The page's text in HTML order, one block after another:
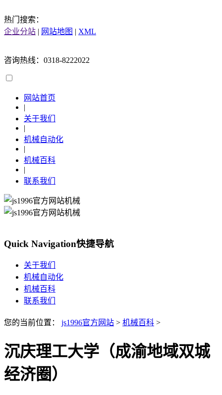
热门搜索：
企业分站 | 网站地图 | XML
咨询热线：0318-8222022
网站首页
|
关于我们
|
机械自动化
|
机械百科
|
联系我们
Quick Navigation快捷导航
关于我们
机械自动化
机械百科
联系我们
您的当前位置： js1996官方网站 > 机械百科 >
沉庆理工大学（成渝地域双城
经济圈）